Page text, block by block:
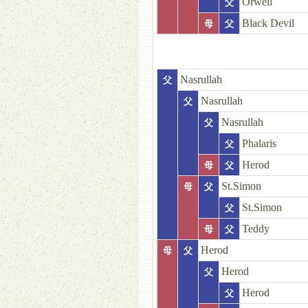
父
母 父 Black Devil
父 Nasrullah
父 Nasrullah
父 Nasrullah
父 Phalaris
母 父 Herod
母 父 St.Simon
父 St.Simon
母 父 Teddy
母 父 Herod
父 Herod
父
Herod